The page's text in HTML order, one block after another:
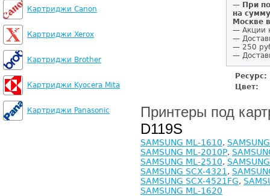
Картриджи Canon
Картриджи Xerox
Картриджи Brother
Картриджи Kyocera Mita
Картриджи Panasonic
— При
на
Москве
— Акции
—
— 250
—
Ресурс:
Цвет:
Принтеры под
D119S
SAMSUNG ML-1610,
SAMSUNG ML-2010P,
SAMSUNG ML-2510,
SAMSUNG SCX-4321 ,
SAMSUNG SCX-4521FG,
SAMSUNG ML-1620